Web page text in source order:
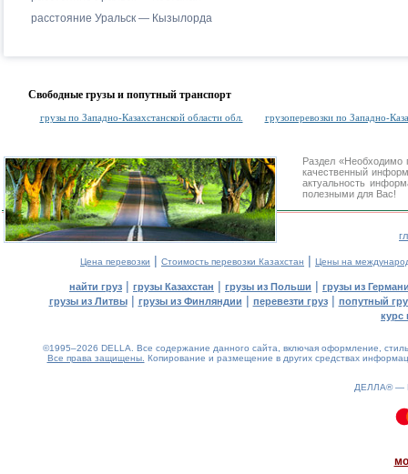
расстояние Уральск — Кызылорда
Свободные грузы и попутный транспорт
грузы по Западно-Казахстанской области обл. грузоперевозки по Западно-
Раздел «Необходимо
качественный
актуальность
полезными для Вас!
Цена перевозки | Стоимость перевозки Казахстан | Цены на
найти груз | грузы Казахстан | грузы из Польши | грузы из
грузы из Литвы| грузы из Финляндии | перевезти груз| попутный
курс
©1995–2026 DELLA. Все содержание данного сайта, включая оформление,
Все права защищены. Копирование и размещение в других средствах
ДЕЛЛА® —